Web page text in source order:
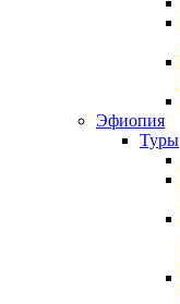
Эфиопия
Туры